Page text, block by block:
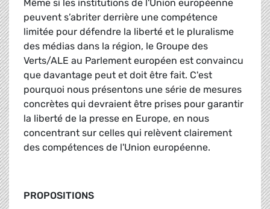
Même si les institutions de l'Union européenne
peuvent s’abriter derrière une compétence
limitée pour défendre la liberté et le pluralisme
des médias dans la région, le Groupe des
Verts/ALE au Parlement européen est convaincu
que davantage peut et doit être fait. C'est
pourquoi nous présentons une série de mesures
concrètes qui devraient être prises pour garantir
la liberté de la presse en Europe, en nous
concentrant sur celles qui relèvent clairement
des compétences de l'Union européenne.
PROPOSITIONS